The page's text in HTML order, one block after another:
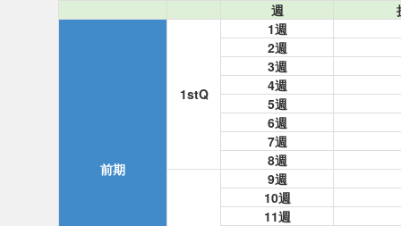
週
前期
1stQ
1週
2週
3週
4週
5週
6週
7週
8週
9週
10週
11週